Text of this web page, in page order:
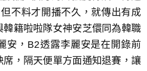
不料才開播不久，就傳出有成
韓籍啦啦隊女神安芝儇同為韓職
安，B2透露李麗安是在開錄前
席，隔天便單方面通知退賽，讓